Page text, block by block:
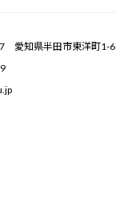
愛知県半田市東洋町1-6